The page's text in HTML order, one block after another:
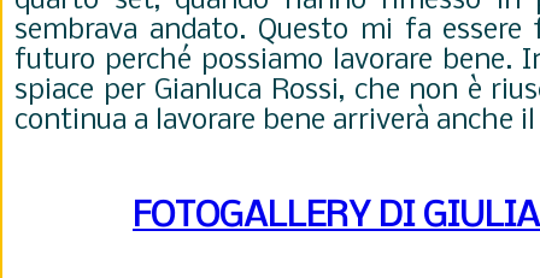
sembrava andato. Questo mi fa
futuro perché possiamo lavorare bene.
spiace per Gianluca Rossi, che non è
continua a lavorare bene arriverà anche
FOTOGALLERY DI